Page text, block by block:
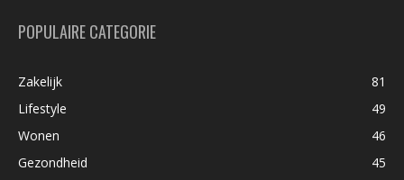
POPULAIRE CATEGORIE
Zakelijk
81
Lifestyle
49
Wonen
46
Gezondheid
45